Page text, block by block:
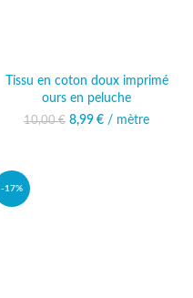
Tissu en coton doux imprimé
ours en peluche
10,00€ Le prix initial était :
8,99 € Le prix actuel
/ mètre
-17%